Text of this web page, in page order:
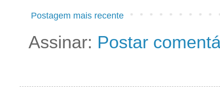
Postagem mais recente
Assinar: Postar